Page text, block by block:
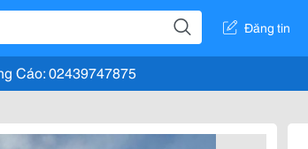
Đăng tin
Cáo: 02439747875